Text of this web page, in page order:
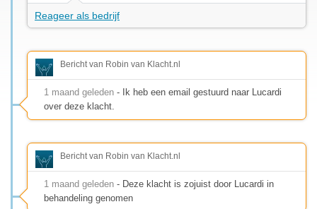
Reageer als bedrijf
Bericht van Robin van Klacht.nl
1 maand geleden - Ik heb een email gestuurd naar Lucardi
over deze klacht.
Bericht van Robin van Klacht.nl
1 maand geleden - Deze klacht is zojuist door Lucardi in
behandeling genomen